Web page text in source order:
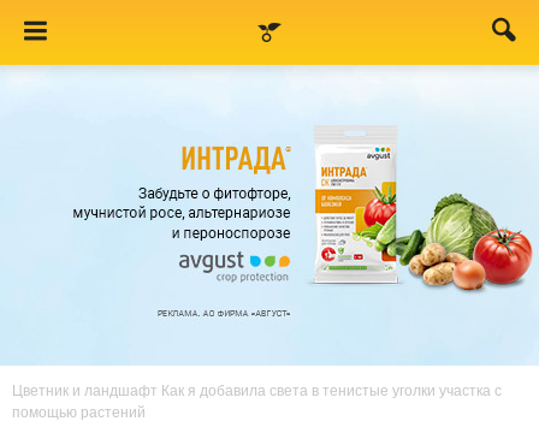
Цветник и ландшафт Как я добавила света в тенистые уголки участка с
помощью растений